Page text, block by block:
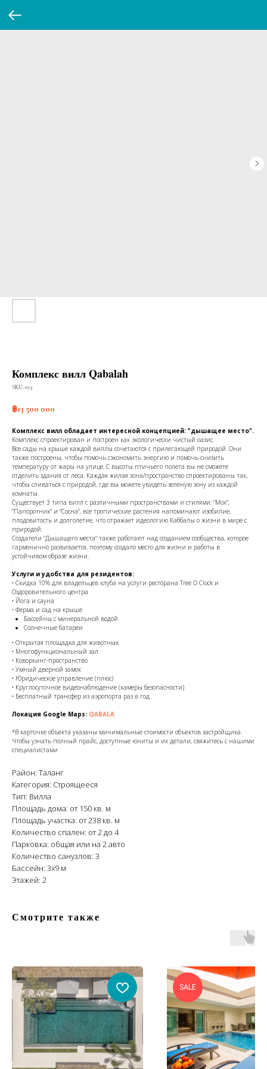
Комплекс вилл Qabalah
SKU:075
฿13 500 000
Комплекс вилл обладает интересной концепцией: "дышащее место".
Комплекс спроектирован и построен как экологически чистый оазис.
Все сады на крыше каждой виллы сочетаются с прилегающей природой. Они
также построены, чтобы помочь сэкономить энергию и помочь снизить
температуру от жары на улице. С высоты птичьего полета вы не сможете
отделить здания от леса. Каждая жилая зона/пространство спроектированы так,
чтобы сливаться с природой, где вы можете увидеть зеленую зону из каждой
комнаты.
Существует 3 типа вилл с различными пространствами и стилями: "Мох",
"Папоротник" и "Сосна", все тропические растения напоминают изобилие,
плодовитость и долголетие, что отражает идеологию Каббалы о жизни в мире с
природой.
Создатели "Дышащего места" также работают над созданием сообщества, которое
гармонично развивается, поэтому создало место для жизни и работы в
устойчивом образе жизни.
Услуги и удобства для резидентов:
• Скидка 10% для владельцев клуба на услуги ресторана Tree O Clock и
Оздоровительного центра
• Йога и сауна
• Ферма и сад на крыше
Бассейны с минеральной водой
Солнечные батареи
• Открытая площадка для животных
• Многофункциональный зал
• Коворкинг-пространство
• Умный дверной замок
• Юридическое управление (плюс)
• Круглосуточное видеонаблюдение (камеры безопасности)
• Бесплатный трансфер из аэропорта раз в год
Локация Google Maps: QABALA
*В карточке объекта указаны минимальные стоимости объектов застройщика.
Чтобы узнать полный прайс, доступные юниты и их детали, свяжитесь с нашими
специалистами
Район: Таланг
Категория: Строящееся
Тип: Вилла
Площадь дома: от 150 кв. м
Площадь участка: от 238 кв. м
Количество спален: от 2 до 4
Парковка: общая или на 2 авто
Количество санузлов: 3
Бассейн: 3х9 м
Этажей: 2
Смотрите также
SALE